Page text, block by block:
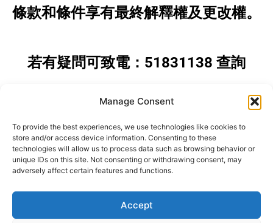
Manage Consent
To provide the best experiences, we use technologies like cookies to
store and/or access device information. Consenting to these
technologies will allow us to process data such as browsing behavior or
unique IDs on this site. Not consenting or withdrawing consent, may
adversely affect certain features and functions.
Accept
條款和條件享有最終解釋權及更改權。
若有疑問可致電： 51831138 查詢
歸神隊友搬運服務有限公司
所
擁有。